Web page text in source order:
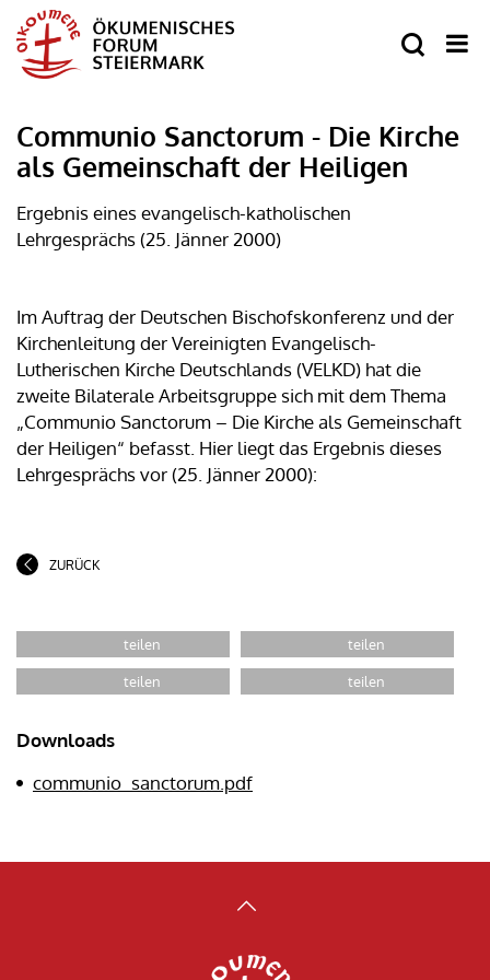
Communio Sanctorum - Die Kirche
als Gemeinschaft der Heiligen
Ergebnis eines evangelisch-katholischen
Lehrgesprächs (25. Jänner 2000)
Im Auftrag der Deutschen Bischofskonferenz und der
Kirchenleitung der Vereinigten Evangelisch-
Lutherischen Kirche Deutschlands (VELKD) hat die
zweite Bilaterale Arbeitsgruppe sich mit dem Thema
„Communio Sanctorum – Die Kirche als Gemeinschaft
der Heiligen“ befasst. Hier liegt das Ergebnis dieses
Lehrgesprächs vor (25. Jänner 2000):
ZURÜCK
Downloads
communio_sanctorum.pdf